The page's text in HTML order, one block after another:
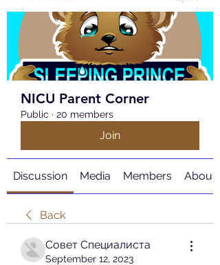
NICU Parent Corner
Public · 20 members
Join
Discussion Media Members About
Back
Совет Специалиста
September 12, 2023